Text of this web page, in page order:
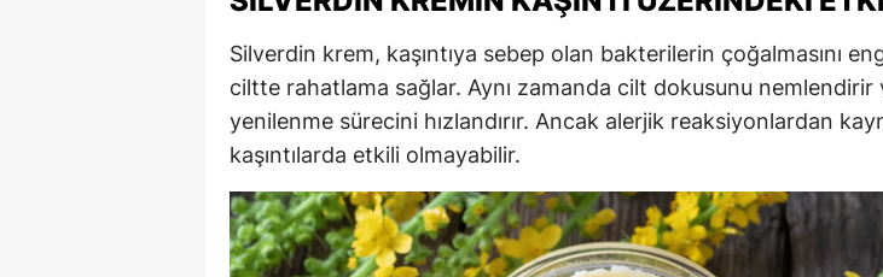
Silverdin krem, kaşıntıya sebep olan bakterilerin çoğalmasını
ciltte rahatlama sağlar. Aynı zamanda cilt dokusunu nemlendirir
yenilenme sürecini hızlandırır. Ancak alerjik reaksiyonlardan
kaşıntılarda etkili olmayabilir.